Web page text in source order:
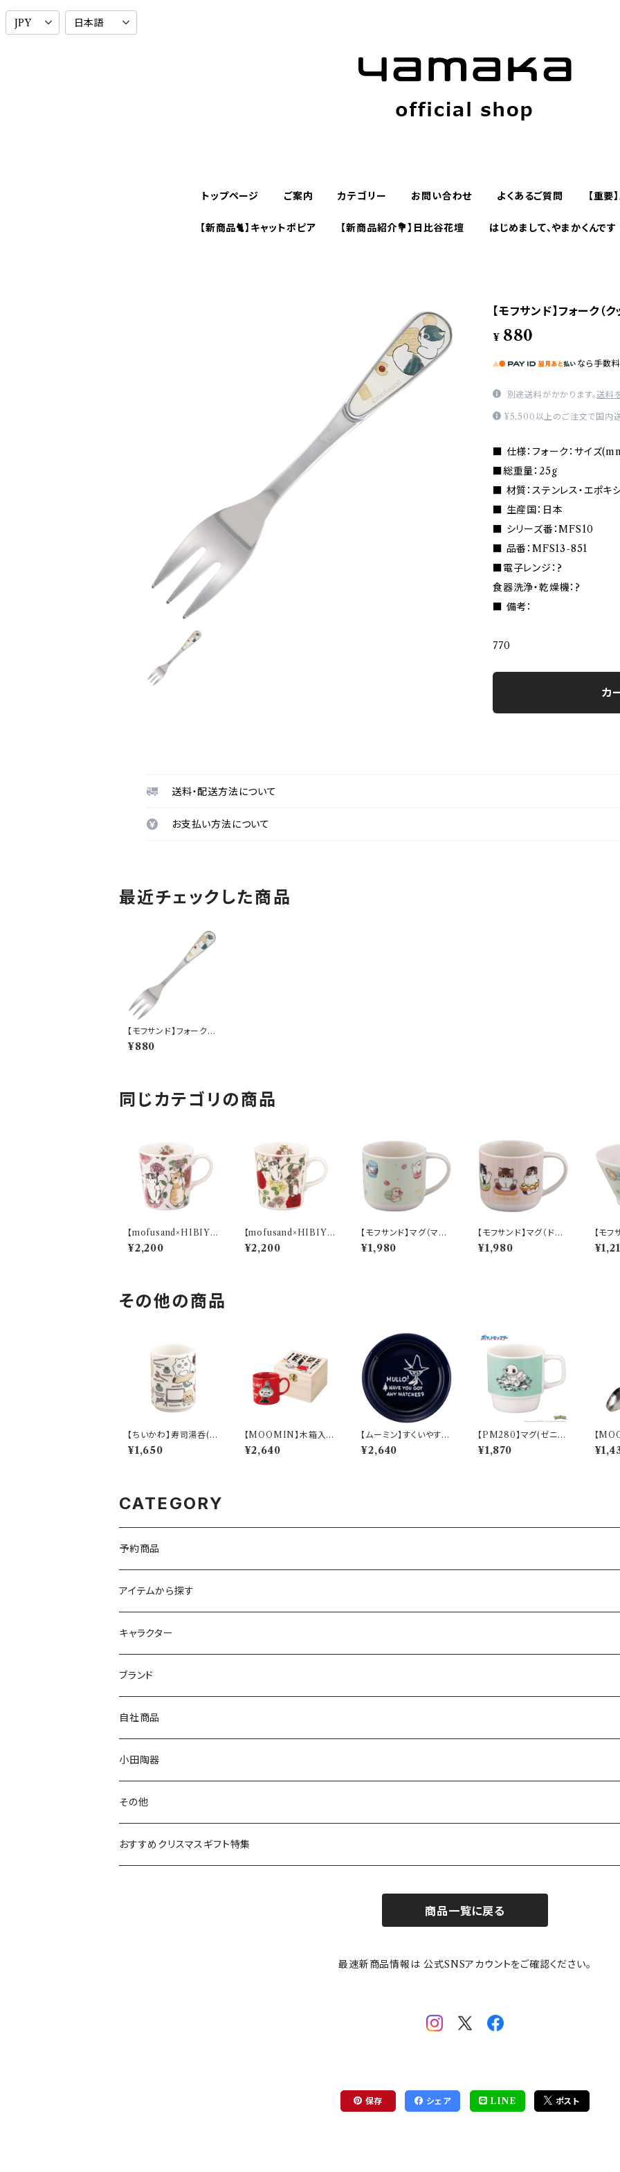
トップページ ご案内 カテゴリー お問い合わせ よくあるご質問 【重
【新商品🐈】キャットポピア 【新商品紹介💐】日比谷花壇 はじめまして、やまかくんです
【モフサンド】フォーク
¥ 880
なら 手数
別途送料がかかります。送料
¥5,500以上のご注文で国内送
■ 仕様：フォーク：サイズ
■総重量：25g
■ 材質：ステンレス・エポキ
■ 生産国：日本
■ シリーズ番：MFS10
■ 品番：MFS13-851
■電子レンジ：?
食器洗浄・乾燥機：?
■ 備考：
770
カ
送料・配送方法について
お支払い方法について
最近チェックした商品
【モフサンド】フォーク
（クッキー）【MFS10】M
FS13-851
¥880
同じカテゴリの商品
【mofusand×HIBIYA
-KADAN】マグ(ピン
ク)【MFH10】MFH11-
¥2,200
【mofusand×HIBIYA
-KADAN】マグ(ベー
ジュ)【MFH10】MFH1
¥2,200
【モフサンド】マグ（マカ
ロン）【MFS10】MFS11
-11
¥1,980
【モフサンド】マグ（ドー
ナツ）【MFS10】MFS1
2-11
¥1,980
【モフ
ロン）
-352
その他の商品
【ちいかわ】寿司湯呑(討
伐)【CKW50】CKW5
2-327
¥1,650
【MOOMIN】木箱入マ
グ(アイムリトルミイ)【M
M16000】MM16001
¥2,640
【ムーミン】すくいやすい
カレー皿（スナフキン）
【MM9000】MM900
¥2,640
【PM280】マグ(ゼニガ
メ)【Daily Sketch】PM
283-11
¥1,870
【
(キリ
プーン
CATEGORY
予約商品
アイテムから探す
九谷焼
マグ＆カップ
プレート
ボウル
ガラスウェア
カトラリー
キャラクター
ムーミン
80th記念アイテム
リトルミイの日記念アイテム
MOOMIN ANIMATION
スヌーピー
ピーターラビット
ポケットモンスター
ブランド
LA AMYS(エミーズ)
LISA LARSON(リサラーソン)
LAURA ASHLEY(ローラ アシュレイ)
Finlayson(フィンレイソン)
自社商品
ねこ企画
Cecera(セセラ)
CELEC(セレック)
小田陶器
さざなみ
吉祥
その他
リサイクル食器
おすすめクリスマスギフト特集
商品一覧に戻る
最速新商品情報は 公式SNSアカウントをご確認ください。
保存 シェア LINE ポスト